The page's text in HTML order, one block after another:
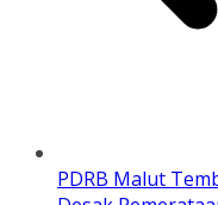
PDRB Malut